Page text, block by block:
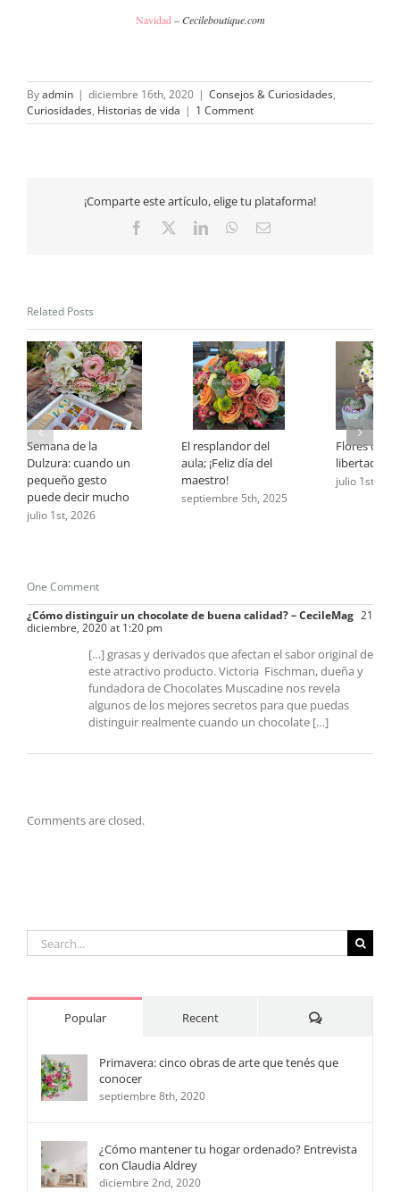
Navidad – Cecileboutique.com
Byadmin | diciembre 16th, 2020 | Consejos & Curiosidades,
Curiosidades, Historias de vida | 1 Comment
¡Comparte este artículo, elige tu plataforma!
Facebook LinkedInWhatsApp
Email
Related Posts
Semana de la
Dulzura: cuando un
pequeño gesto
puede decir mucho
julio 1st, 2026
El resplandor del
aula; ¡Feliz día del
maestro!
septiembre 5th, 2025
Flores que
libertad
julio 1st,
One Comment
¿Cómo distinguir un chocolate de buena calidad? – CecileMag 21
diciembre, 2020 at 1:20 pm
[…] grasas y derivados que afectan el sabor original de
este atractivo producto. Victoria Fischman, dueña y
fundadora de Chocolates Muscadine nos revela
algunos de los mejores secretos para que puedas
distinguir realmente cuando un chocolate […]
Comments are closed.
Search
for:
Popular Recent Comments
Primavera: cinco obras de arte que tenés que
conocer
septiembre 8th, 2020
¿Cómo mantener tu hogar ordenado? Entrevista
con Claudia Aldrey
diciembre 2nd, 2020